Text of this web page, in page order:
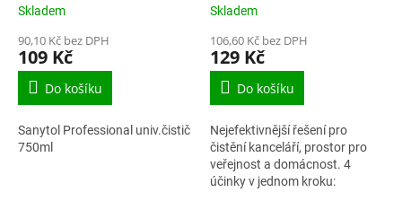
Skladem
90,10 Kč bez DPH
109 Kč
Do košíku
Sanytol Professional univ.čistič
750ml
eukalyptus
Skladem
106,60 Kč bez DPH
129 Kč
Do košíku
Nejefektivnější řešení pro
čistění kanceláří, prostor pro
veřejnost a domácnost. 4
účinky v jednom kroku: